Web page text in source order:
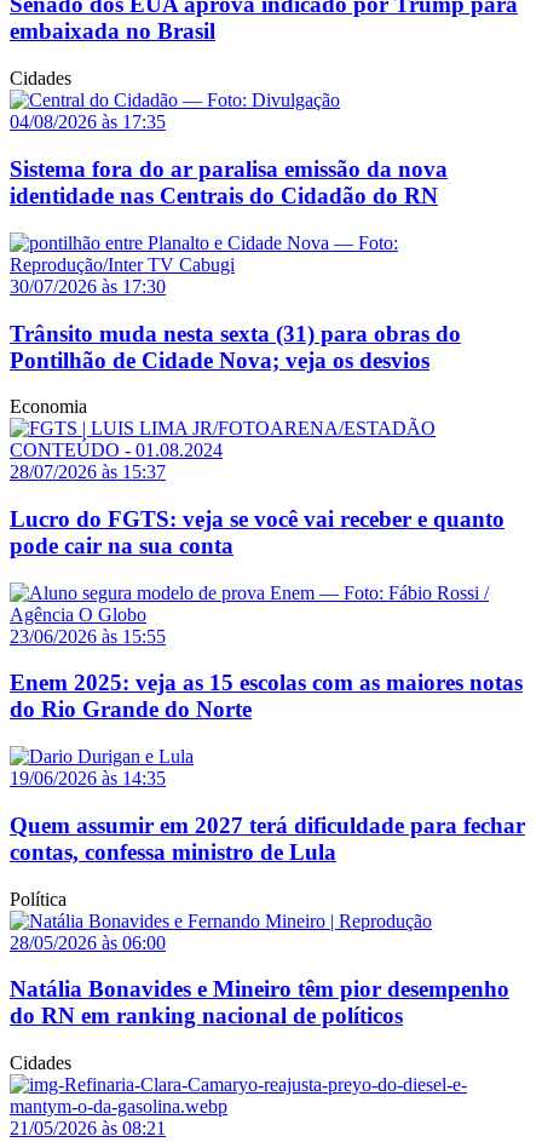
embaixada no Brasil
Cidades
04/08/2026 às 17:35
Sistema fora do ar paralisa emissão da nova
identidade nas Centrais do Cidadão do RN
30/07/2026 às 17:30
Trânsito muda nesta sexta (31) para obras do
Pontilhão de Cidade Nova; veja os desvios
Economia
28/07/2026 às 15:37
Lucro do FGTS: veja se você vai receber e quanto
pode cair na sua conta
23/06/2026 às 15:55
Enem 2025: veja as 15 escolas com as maiores notas
do Rio Grande do Norte
19/06/2026 às 14:35
Quem assumir em 2027 terá dificuldade para fechar
contas, confessa ministro de Lula
Política
28/05/2026 às 06:00
Natália Bonavides e Mineiro têm pior desempenho
do RN em ranking nacional de políticos
Cidades
21/05/2026 às 08:21